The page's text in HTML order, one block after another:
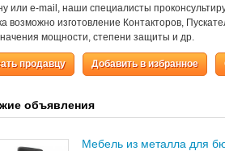
или e-mail, наши специалисты
возможно изготовление Контакторов,
мощности, степени защиты и др.
продавцу Добавить в избранное
объявления
Мебель из металла для